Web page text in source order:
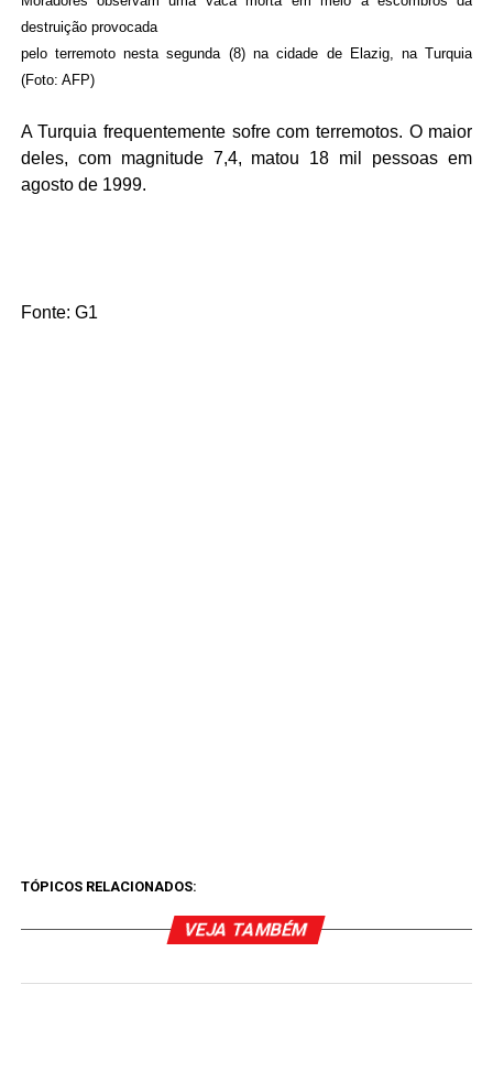
destruição provocada
pelo terremoto nesta segunda (8) na cidade de Elazig, na Turquia
(Foto: AFP)
A Turquia frequentemente sofre com terremotos. O maior
deles, com magnitude 7,4, matou 18 mil pessoas em
agosto de 1999.
Fonte: G1
TÓPICOS RELACIONADOS:
VEJA TAMBÉM